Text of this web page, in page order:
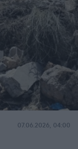
07.06.2026, 04:00